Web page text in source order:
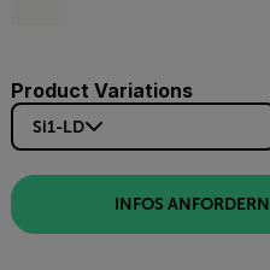
Product Variations
Si1-LD
INFOS ANFORDERN